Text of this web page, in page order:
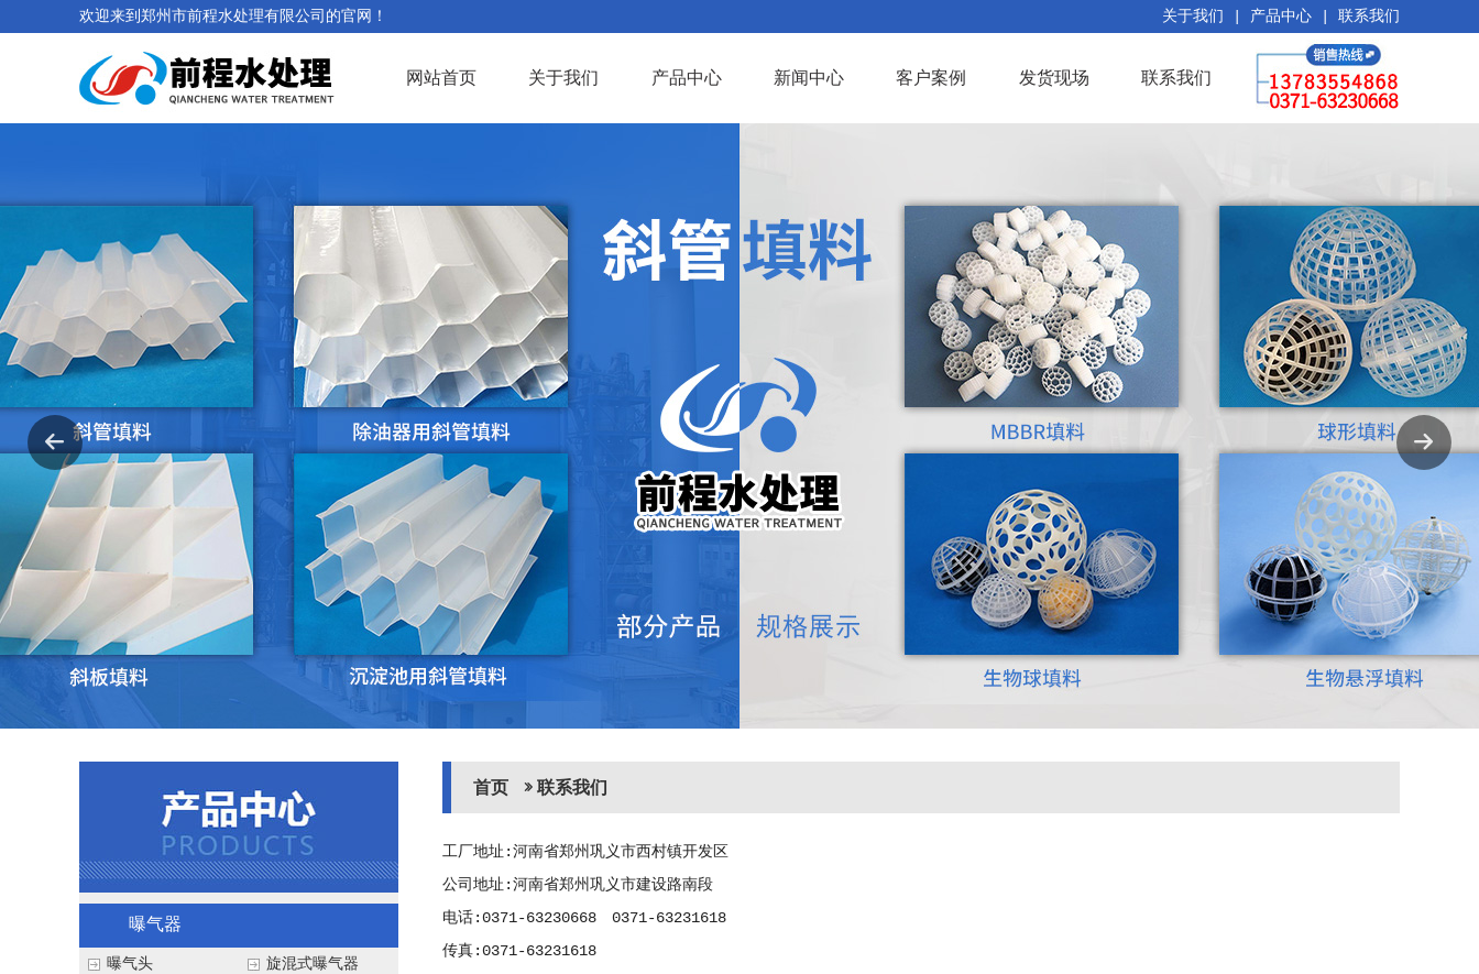
欢迎来到郑州市前程水处理有限公司的官网！ 关于我们 产品中心 联系我们
网站首页 关于我们 产品中心 新闻中心 客户案例 发货现场 联系我们
曝气器
曝气头
旋混式曝气器
首页 联系我们
工厂地址:河南省郑州巩义市西村镇开发区
公司地址:河南省郑州巩义市建设路南段
电话:0371-63230668 0371-63231618
传真:0371-63231618